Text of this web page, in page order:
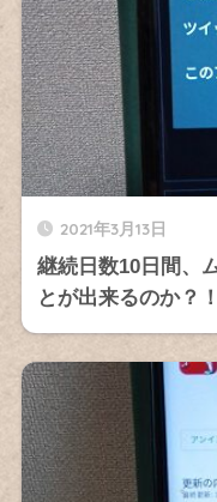
2021年3月13日
継続日数10日間、
とが出来るのか？！